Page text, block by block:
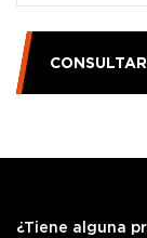
CONSULTAR
¿Tiene alguna